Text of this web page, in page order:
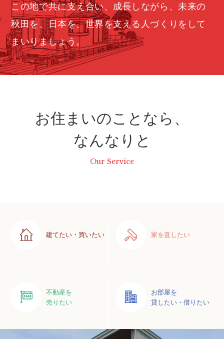
この地で共に支え合い、成長しながら、未来の
秋田を、日本を、世界を支える人づくりをして
まいりましょう。
お住まいのことなら、
なんなりと
Our Service
建てたい・買いたい 家を直したい
不動産を
売りたい
お部屋を
貸したい・借りたい